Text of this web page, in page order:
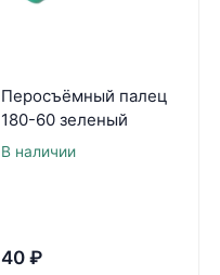
Перосъёмный палец
180-60 зеленый
В наличии
40 ₽